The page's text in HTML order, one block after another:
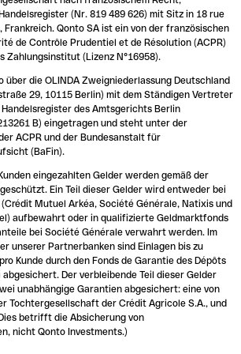
(Nr. 819 489 626) mit Sitz in 18 rue
Frankreich. Qonto SA ist ein von der französischen
de Contrôle Prudentiel et de Résolution (ACPR)
Zahlungsinstitut (Lizenz N°16958).
über die OLINDA Zweigniederlassung Deutschland
29, 10115 Berlin) mit dem Ständigen Vertreter
des Amtsgerichts Berlin
B) eingetragen und steht unter der
ACPR und der Bundesanstalt für
(BaFin).
eingezahlten Gelder werden gemäß der
Ein Teil dieser Gelder wird entweder bei
Mutuel Arkéa, Société Générale, Natixis und
aufbewahrt oder in qualifizierte Geldmarktfonds
bei Société Générale verwahrt werden. Im
unserer Partnerbanken sind Einlagen bis zu
Kunde durch den Fonds de Garantie des Dépôts
abgesichert. Der verbleibende Teil dieser Gelder
unabhängige Garantien abgesichert: eine von
Tochtergesellschaft der Crédit Agricole S.A., und
betrifft die Absicherung von
nicht Qonto Investments.)